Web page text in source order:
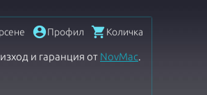
Профил Количка
и гаранция от NovMac.